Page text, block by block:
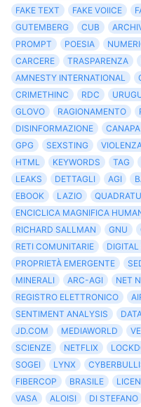
FAKE TEXT
FAKE VOIICE
GUTEMBERG
CUB
PROMPT
POESIA
CARCERE
TRASPARENZA
AMNESTY INTERNATIONAL
CRIMETHINC
RDC
GLOVO
RAGIONAMENTO
DISINFORMAZIONE
CANAPA
GPG
SEXSTING
HTML
KEYWORDS TAG
LEAKS
DETTAGLI AGI
EBOOK
LAZIO
ENCICLICA MAGNIFICA
RICHARD SALLMAN
GNU
RETI COMUNITARIE
PROPRIETÀ EMERGENTE
MINERALI
ARC-AGI NET
REGISTRO ELETTRONICO
SENTIMENT ANALYSIS
JD.COM
MEDIAWORLD
SCIENZE
NETFLIX
SOGEI
LYNX
FIBERCOP
BRASILE
VASA
ALOISI DI STEFANO